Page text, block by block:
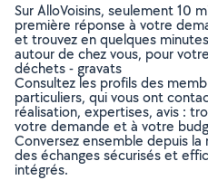
Sur AlloVoisins, seulement 10
première réponse à votre
et trouvez en quelques
autour de chez vous, pour
déchets - gravats
Consultez les profils des
particuliers, qui vous ont
réalisation, expertises, avis :
votre demande et à votre
Conversez ensemble depuis la
des échanges sécurisés et
intégrés.